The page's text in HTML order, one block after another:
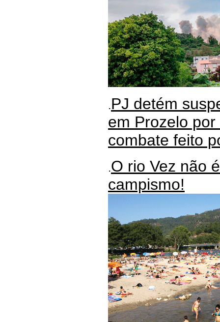
.PJ detém
em Prozelo
combate feito
.O rio Vez não
campismo!